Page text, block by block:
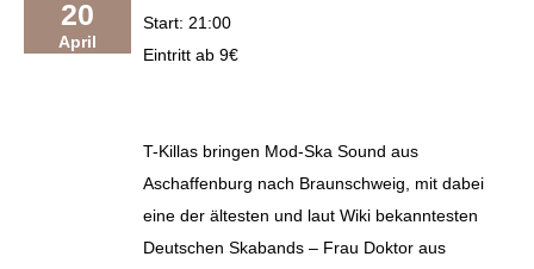
20
April
Start: 21:00
Eintritt ab 9€
T-Killas bringen Mod-Ska Sound aus
Aschaffenburg nach Braunschweig, mit dabei
eine der ältesten und laut Wiki bekanntesten
Deutschen Skabands – Frau Doktor aus